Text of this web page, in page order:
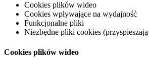
Cookies plików wideo
Cookies wpływające na wydajność
Funkcjonalne pliki
Niezbędne pliki cookies
Cookies plików wideo